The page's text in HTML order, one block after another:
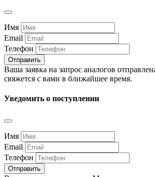
Имя
Email
Телефон
Отправить
Ваша заявка на запрос аналогов
свяжется с вами в ближайшее время.
Уведомить о поступлении
Имя
Email
Телефон
Отправить